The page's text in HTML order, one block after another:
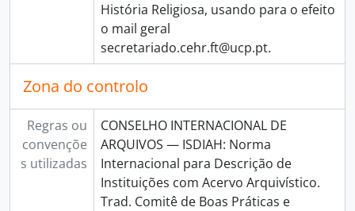
História Religiosa, usando para o efeito
o mail geral
secretariado.cehr.ft@ucp.pt.
Zona do controlo
Regras ou
convençõe
s utilizadas
CONSELHO INTERNACIONAL DE
ARQUIVOS — ISDIAH: Norma
Internacional para Descrição de
Instituições com Acervo Arquivístico.
Trad. Comitê de Boas Práticas e